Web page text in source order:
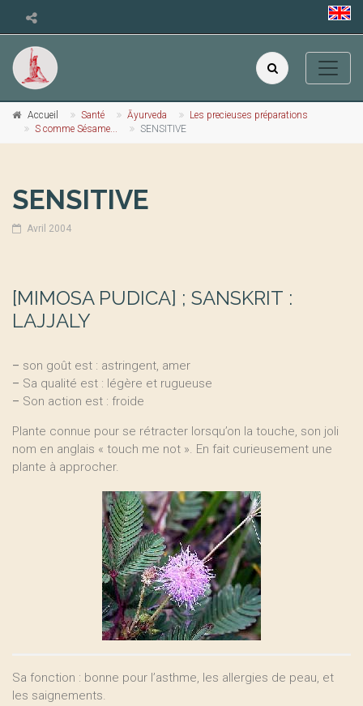
Accueil Santé Āyurveda
Les precieuses préparations
S comme Sésame...
SENSITIVE
SENSITIVE
Avril 2004
[MIMOSA PUDICA] ; SANSKRIT :
LAJJALY
– son goût est : astringent, amer
– Sa qualité est : légère et rugueuse
– Son action est : froide
Plante connue pour se rétracter lorsqu’on la touche, son joli
nom en anglais « touch me not ». En fait curieusement une
plante à approcher.
Sa fonction : bonne pour l’asthme, les allergies de peau, et
les saignements.